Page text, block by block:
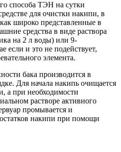
способа ТЭН на сутки
для очистки накипи, в
широко представленные в
средства в виде раствора
на 2 л воды) или 9-
если и это не подействует,
элемента.
бака производится в
Для начала накипь очищается
а при необходимости
растворе активного
промывается и
накипи при помощи